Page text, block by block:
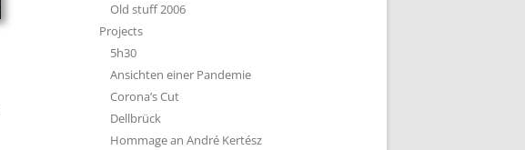
Old stuff 2006
Projects
5h30
Ansichten einer Pandemie
Corona’s Cut
Dellbrück
Hommage an André Kertész